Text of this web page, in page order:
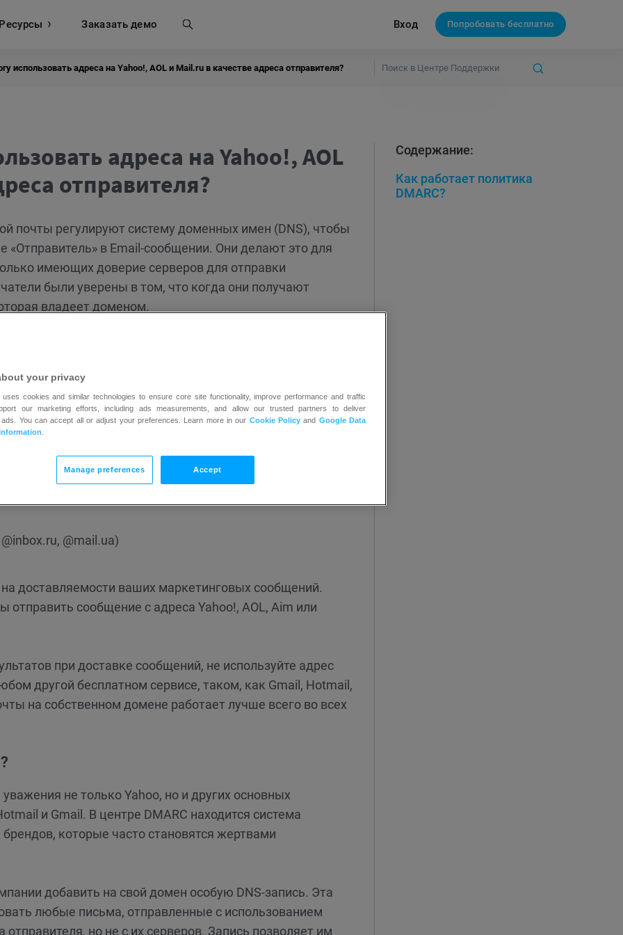
Ресурсы Заказать демо
Поиск Вход Попробовать бесплатно
использовать адреса на Yahoo!, AOL и Mail.ru в качестве адреса отправителя?
Содержание:
Как работает политика
DMARC?
адреса на Yahoo!, AOL
отправителя?
почты регулируют систему доменных имен (DNS), чтобы
«Отправитель» в Email-сообщении. Они делают это для
имеющих доверие серверов для отправки
были уверены в том, что когда они получают
владеет доменом.
конкретный
серверов.
называемой Domain-based Message
DMARC. Список Email-сервисов, которые используют
@mail.ua)
доставляемости ваших маркетинговых сообщений.
отправить сообщение с адреса Yahoo!, AOL, Aim или
при доставке сообщений, не используйте адрес
другой бесплатном сервисе, таком, как Gmail, Hotmail,
на собственном домене работает лучше всего во всех
не только Yahoo, но и других основных
и Gmail. В центре DMARC находится система
которые часто становятся жертвами
добавить на свой домен особую DNS-запись. Эта
любые письма, отправленные с использованием
но не с их серверов. Запись позволяет им
your privacy
cookies and similar technologies to ensure core site functionality, improve performance and traffic
our marketing efforts, including ads measurements, and allow our trusted partners to deliver
ads. You can accept all or adjust your preferences. Learn more in our Cookie Policy and Google Data
Manage preferences Accept